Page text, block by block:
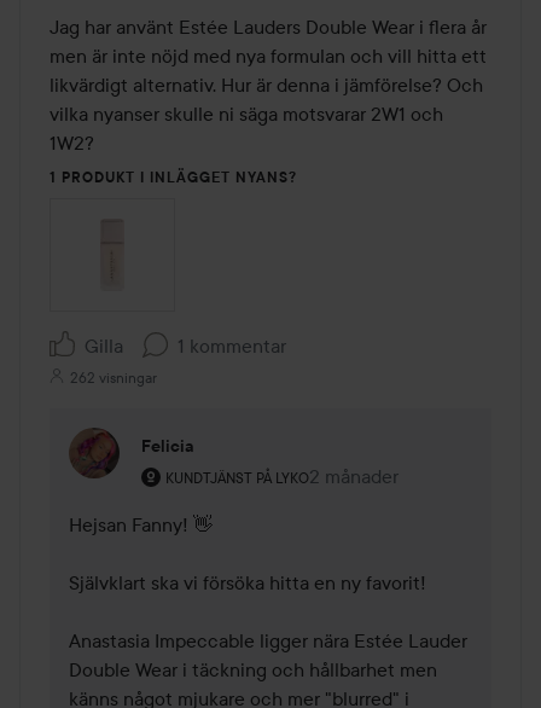
Jag har använt Estée Lauders Double Wear i flera år
men är inte nöjd med nya formulan och vill hitta ett
likvärdigt alternativ. Hur är denna i jämförelse? Och
vilka nyanser skulle ni säga motsvarar 2W1 och
1W2?
1 PRODUKT I INLÄGGET NYANS?
Gilla 1 kommentar
262 visningar
Felicia
KUNDTJÄNST PÅ LYKO
Användarens roll: Kundtjänst på Lyko.
2 månader
Kommentaren lades 2
Hejsan Fanny! 👋
Självklart ska vi försöka hitta en ny favorit!
Anastasia Impeccable ligger nära Estée Lauder
Double Wear i täckning och hållbarhet men
känns något mjukare och mer "blurred" i